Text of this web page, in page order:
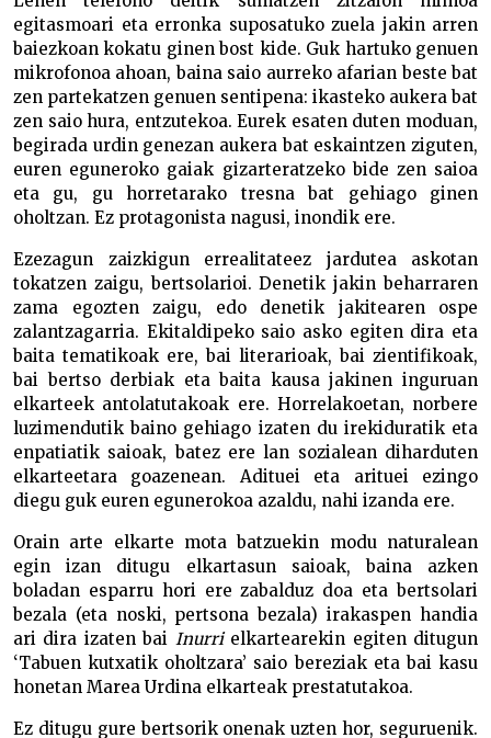
egitasmoari eta erronka suposatuko zuela jakin arren
baiezkoan kokatu ginen bost kide. Guk hartuko genuen
mikrofonoa ahoan, baina saio aurreko afarian beste bat
zen partekatzen genuen sentipena: ikasteko aukera bat
zen saio hura, entzutekoa. Eurek esaten duten moduan,
begirada urdin genezan aukera bat eskaintzen ziguten,
euren eguneroko gaiak gizarteratzeko bide zen saioa
eta gu, gu horretarako tresna bat gehiago ginen
oholtzan. Ez protagonista nagusi, inondik ere.
Ezezagun zaizkigun errealitateez jardutea askotan
tokatzen zaigu, bertsolarioi. Denetik jakin beharraren
zama egozten zaigu, edo denetik jakitearen ospe
zalantzagarria. Ekitaldipeko saio asko egiten dira eta
baita tematikoak ere, bai literarioak, bai zientifikoak,
bai bertso derbiak eta baita kausa jakinen inguruan
elkarteek antolatutakoak ere. Horrelakoetan, norbere
luzimendutik baino gehiago izaten du irekiduratik eta
enpatiatik saioak, batez ere lan sozialean diharduten
elkarteetara goazenean. Adituei eta arituei ezingo
diegu guk euren egunerokoa azaldu, nahi izanda ere.
Orain arte elkarte mota batzuekin modu naturalean
egin izan ditugu elkartasun saioak, baina azken
boladan esparru hori ere zabalduz doa eta bertsolari
bezala (eta noski, pertsona bezala) irakaspen handia
ari dira izaten bai Inurri elkartearekin egiten ditugun
‘Tabuen kutxatik oholtzara’ saio bereziak eta bai kasu
honetan Marea Urdina elkarteak prestatutakoa.
Ez ditugu gure bertsorik onenak uzten hor, seguruenik.